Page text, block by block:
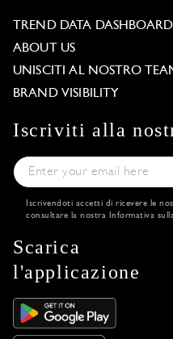
TREND DATA DASHBOARD
ABOUT US
UNISCITI AL NOSTRO
BRAND VISIBILITY
Iscriviti alla
Iscrivendoti accetti di ricevere le
consultare la nostra
Informativa
Scarica
l'applicazione